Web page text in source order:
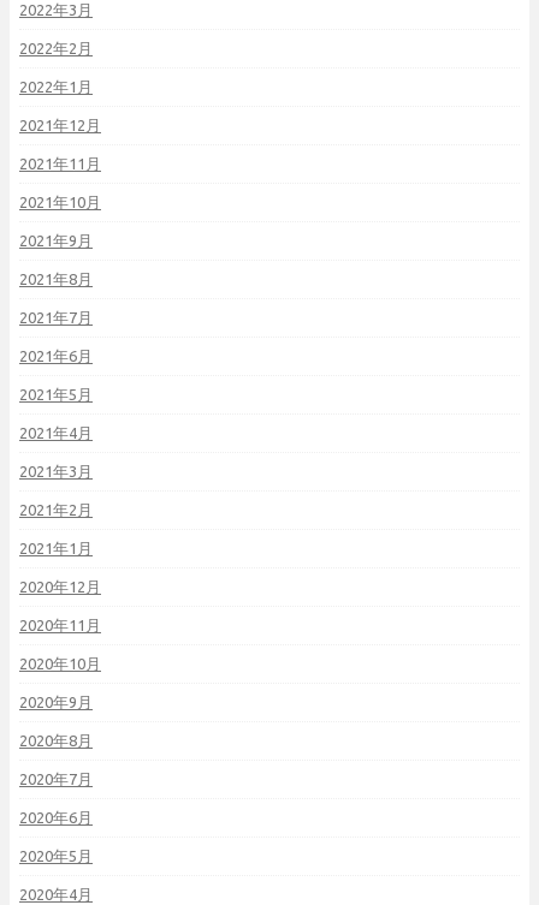
2022年3月
2022年2月
2022年1月
2021年12月
2021年11月
2021年10月
2021年9月
2021年8月
2021年7月
2021年6月
2021年5月
2021年4月
2021年3月
2021年2月
2021年1月
2020年12月
2020年11月
2020年10月
2020年9月
2020年8月
2020年7月
2020年6月
2020年5月
2020年4月